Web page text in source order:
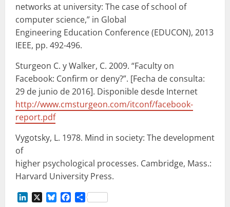
networks at university: The case of school of
computer science,” in Global
Engineering Education Conference (EDUCON), 2013
IEEE, pp. 492-496.
Sturgeon C. y Walker, C. 2009. “Faculty on
Facebook: Confirm or deny?”. [Fecha de consulta:
29 de junio de 2016]. Disponible desde Internet
http://www.cmsturgeon.com/itconf/facebook-
report.pdf
Vygotsky, L. 1978. Mind in society: The development
of
higher psychological processes. Cambridge, Mass.:
Harvard University Press.
LinkedIn
X BlueskyFacebook
Compartir